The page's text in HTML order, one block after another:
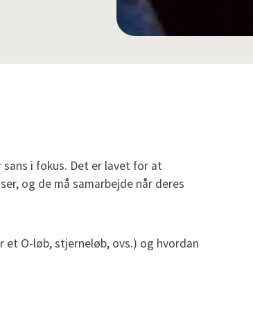
i fokus. Det er lavet for at
og de må samarbejde når deres
et O-løb, stjerneløb, ovs.) og hvordan